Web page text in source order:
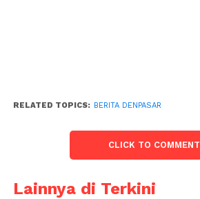
RELATED TOPICS: BERITA DENPASAR
CLICK TO COMMENT
Lainnya di Terkini